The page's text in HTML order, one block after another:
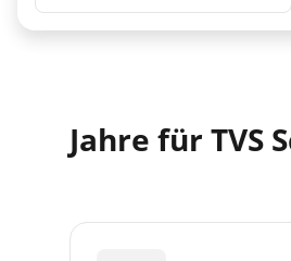
Jahre für TVS